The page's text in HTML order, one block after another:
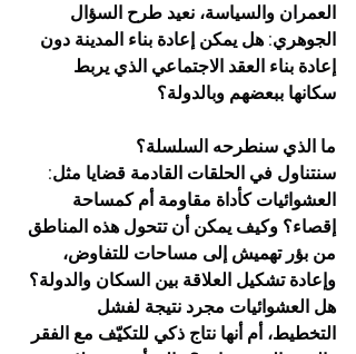
العمران والسياسة، نعيد طرح السؤال
الجوهري: هل يمكن إعادة بناء المدينة دون
إعادة بناء العقد الاجتماعي الذي يربط
سكانها ببعضهم وبالدولة؟
ما الذي سنطرحه السلسلة؟
سنتناول في الحلقات القادمة قضايا مثل:
العشوائيات كأداة مقاومة أم كمساحة
إقصاء؟ وكيف يمكن أن تتحول هذه المناطق
من بؤر تهميش إلى مساحات للتفاوض،
وإعادة تشكيل العلاقة بين السكان والدولة؟
هل العشوائيات مجرد نتيجة لفشل
التخطيط، أم أنها نتاج ذكي للتكيّف مع الفقر